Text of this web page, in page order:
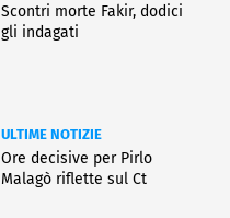
Scontri morte Fakir, dodici
gli indagati
ULTIME NOTIZIE
Ore decisive per Pirlo
Malagò riflette sul Ct